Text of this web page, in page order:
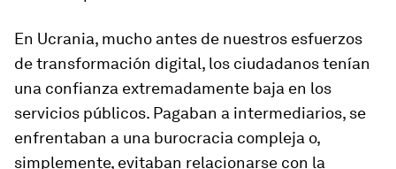
En Ucrania, mucho antes de nuestros esfuerzos
de transformación digital, los ciudadanos tenían
una confianza extremadamente baja en los
servicios públicos. Pagaban a intermediarios, se
enfrentaban a una burocracia compleja o,
simplemente, evitaban relacionarse con la